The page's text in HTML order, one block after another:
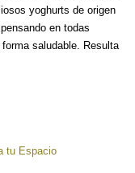
yoghurts de origen
en todas
saludable. Resulta
tu Espacio